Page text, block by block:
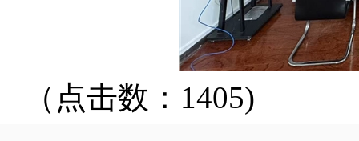
（点击数：1405)